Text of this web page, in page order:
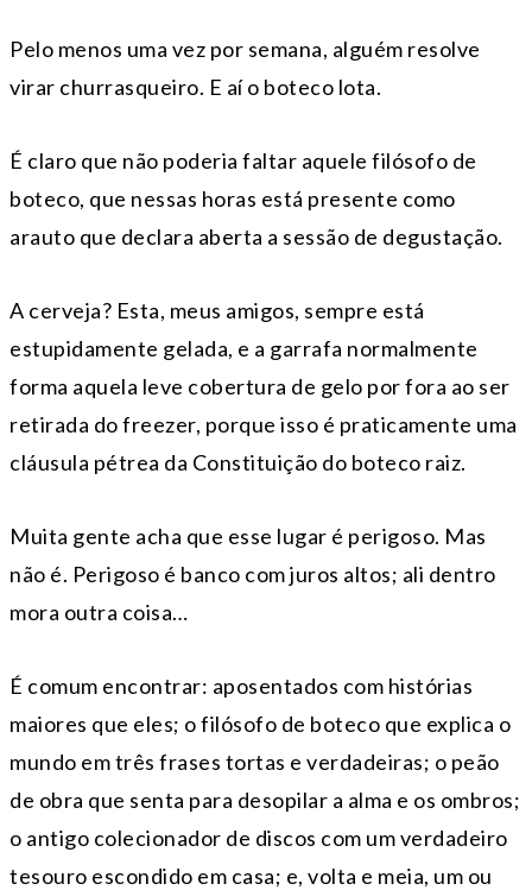
Pelo menos uma vez por semana, alguém resolve
virar churrasqueiro. E aí o boteco lota.
É claro que não poderia faltar aquele filósofo de
boteco, que nessas horas está presente como
arauto que declara aberta a sessão de degustação.
A cerveja? Esta, meus amigos, sempre está
estupidamente gelada, e a garrafa normalmente
forma aquela leve cobertura de gelo por fora ao ser
retirada do freezer, porque isso é praticamente uma
cláusula pétrea da Constituição do boteco raiz.
Muita gente acha que esse lugar é perigoso. Mas
não é. Perigoso é banco com juros altos; ali dentro
mora outra coisa…
É comum encontrar: aposentados com histórias
maiores que eles; o filósofo de boteco que explica o
mundo em três frases tortas e verdadeiras; o peão
de obra que senta para desopilar a alma e os ombros;
o antigo colecionador de discos com um verdadeiro
tesouro escondido em casa; e, volta e meia, um ou